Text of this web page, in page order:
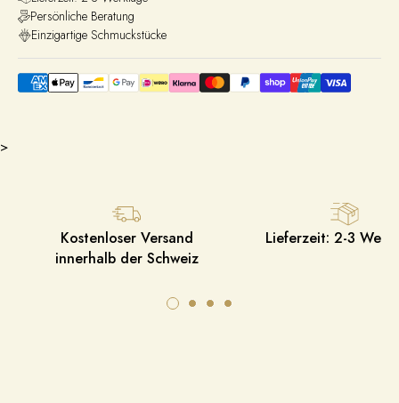
Persönliche Beratung
Einzigartige Schmuckstücke
>
Kostenloser Versand
innerhalb der Schweiz
Lieferzeit: 2-3